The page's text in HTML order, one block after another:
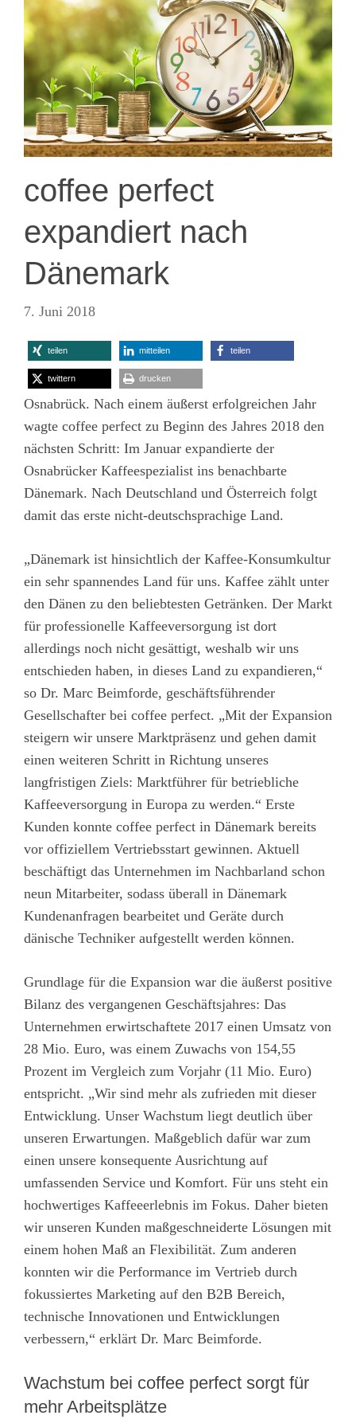
coffee perfect
expandiert nach
Dänemark
7. Juni 2018
teilen mitteilen teilen
twittern drucken
Osnabrück. Nach einem äußerst erfolgreichen Jahr
wagte coffee perfect zu Beginn des Jahres 2018 den
nächsten Schritt: Im Januar expandierte der
Osnabrücker Kaffeespezialist ins benachbarte
Dänemark. Nach Deutschland und Österreich folgt
damit das erste nicht-deutschsprachige Land.
„Dänemark ist hinsichtlich der Kaffee-Konsumkultur
ein sehr spannendes Land für uns. Kaffee zählt unter
den Dänen zu den beliebtesten Getränken. Der Markt
für professionelle Kaffeeversorgung ist dort
allerdings noch nicht gesättigt, weshalb wir uns
entschieden haben, in dieses Land zu expandieren,“
so Dr. Marc Beimforde, geschäftsführender
Gesellschafter bei coffee perfect. „Mit der Expansion
steigern wir unsere Marktpräsenz und gehen damit
einen weiteren Schritt in Richtung unseres
langfristigen Ziels: Marktführer für betriebliche
Kaffeeversorgung in Europa zu werden.“ Erste
Kunden konnte coffee perfect in Dänemark bereits
vor offiziellem Vertriebsstart gewinnen. Aktuell
beschäftigt das Unternehmen im Nachbarland schon
neun Mitarbeiter, sodass überall in Dänemark
Kundenanfragen bearbeitet und Geräte durch
dänische Techniker aufgestellt werden können.
Grundlage für die Expansion war die äußerst positive
Bilanz des vergangenen Geschäftsjahres: Das
Unternehmen erwirtschaftete 2017 einen Umsatz von
28 Mio. Euro, was einem Zuwachs von 154,55
Prozent im Vergleich zum Vorjahr (11 Mio. Euro)
entspricht. „Wir sind mehr als zufrieden mit dieser
Entwicklung. Unser Wachstum liegt deutlich über
unseren Erwartungen. Maßgeblich dafür war zum
einen unsere konsequente Ausrichtung auf
umfassenden Service und Komfort. Für uns steht ein
hochwertiges Kaffeeerlebnis im Fokus. Daher bieten
wir unseren Kunden maßgeschneiderte Lösungen mit
einem hohen Maß an Flexibilität. Zum anderen
konnten wir die Performance im Vertrieb durch
fokussiertes Marketing auf den B2B Bereich,
technische Innovationen und Entwicklungen
verbessern,“ erklärt Dr. Marc Beimforde.
Wachstum bei coffee perfect sorgt für
mehr Arbeitsplätze